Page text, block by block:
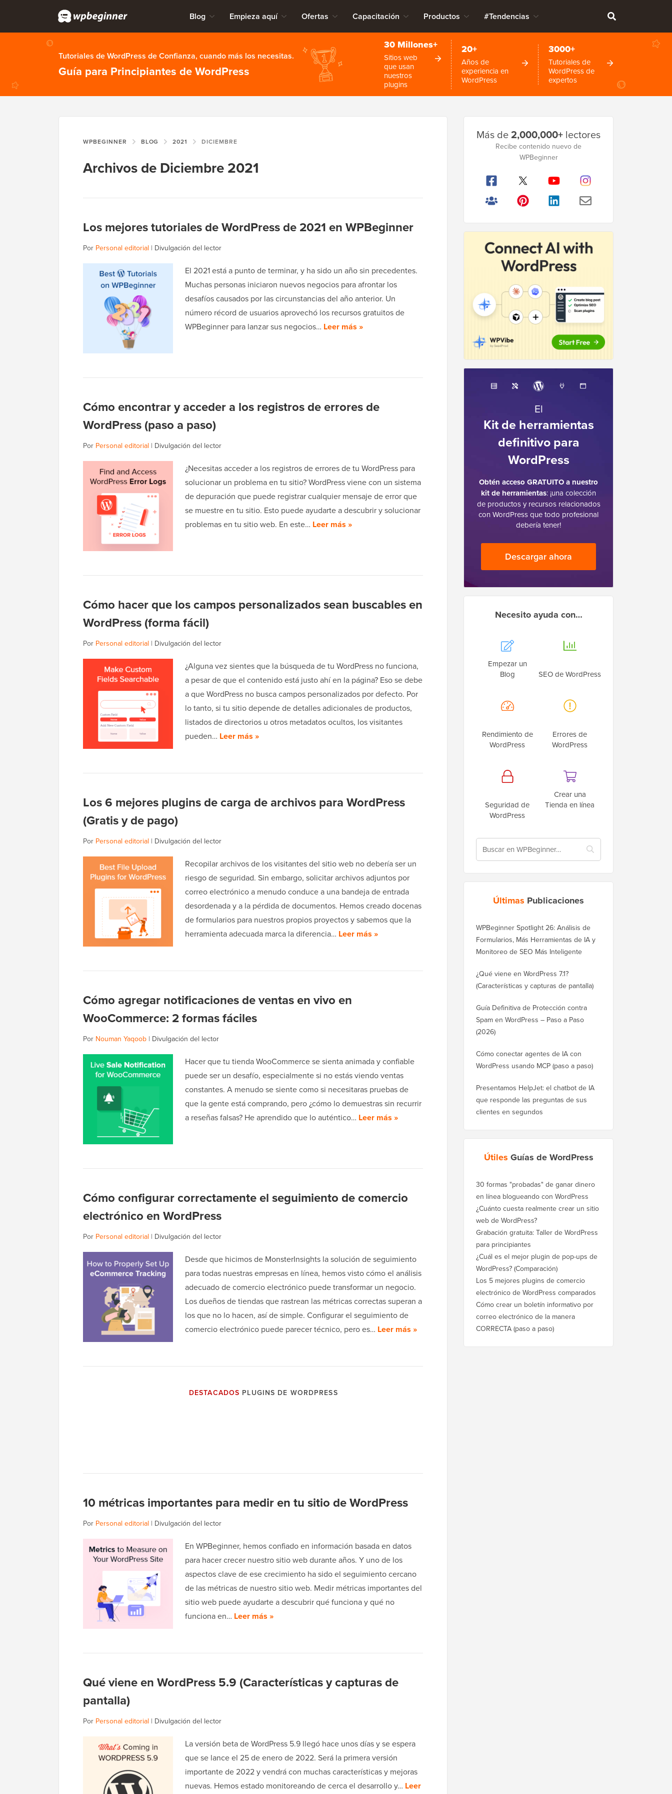
Blog Empieza aquí Ofertas Capacitación Productos #Tendencias
Tutoriales de WordPress de Confianza, cuando más los necesitas.
Guía para Principiantes de WordPress
30 Millones+
Sitios web
que usan
nuestros
plugins
20+
Años de
experiencia en
WordPress
3000+
Tutoriales de
WordPress de
expertos
WPBEGINNER BLOG 2021 DICIEMBRE
Archivos de Diciembre 2021
Los mejores tutoriales de WordPress de 2021 en WPBeginner
Por Personal editorial | Divulgación del lector
El 2021 está a punto de terminar, y ha sido un año sin precedentes.
Muchas personas iniciaron nuevos negocios para afrontar los
desafíos causados por las circunstancias del año anterior. Un
número récord de usuarios aprovechó los recursos gratuitos de
WPBeginner para lanzar sus negocios… Leer más »
Cómo encontrar y acceder a los registros de errores de
WordPress (paso a paso)
Por Personal editorial | Divulgación del lector
¿Necesitas acceder a los registros de errores de tu WordPress para
solucionar un problema en tu sitio? WordPress viene con un sistema
de depuración que puede registrar cualquier mensaje de error que
se muestre en tu sitio. Esto puede ayudarte a descubrir y solucionar
problemas en tu sitio web. En este… Leer más »
Cómo hacer que los campos personalizados sean buscables en
WordPress (forma fácil)
Por Personal editorial | Divulgación del lector
¿Alguna vez sientes que la búsqueda de tu WordPress no funciona,
a pesar de que el contenido está justo ahí en la página? Eso se debe
a que WordPress no busca campos personalizados por defecto. Por
lo tanto, si tu sitio depende de detalles adicionales de productos,
listados de directorios u otros metadatos ocultos, los visitantes
pueden… Leer más »
Los 6 mejores plugins de carga de archivos para WordPress
(Gratis y de pago)
Por Personal editorial | Divulgación del lector
Recopilar archivos de los visitantes del sitio web no debería ser un
riesgo de seguridad. Sin embargo, solicitar archivos adjuntos por
correo electrónico a menudo conduce a una bandeja de entrada
desordenada y a la pérdida de documentos. Hemos creado docenas
de formularios para nuestros propios proyectos y sabemos que la
herramienta adecuada marca la diferencia… Leer más »
Cómo agregar notificaciones de ventas en vivo en
WooCommerce: 2 formas fáciles
Por Nouman Yaqoob | Divulgación del lector
Hacer que tu tienda WooCommerce se sienta animada y confiable
puede ser un desafío, especialmente si no estás viendo ventas
constantes. A menudo se siente como si necesitaras pruebas de
que la gente está comprando, pero ¿cómo lo demuestras sin recurrir
a reseñas falsas? He aprendido que lo auténtico… Leer más »
Cómo configurar correctamente el seguimiento de comercio
electrónico en WordPress
Por Personal editorial | Divulgación del lector
Desde que hicimos de MonsterInsights la solución de seguimiento
para todas nuestras empresas en línea, hemos visto cómo el análisis
adecuado de comercio electrónico puede transformar un negocio.
Los dueños de tiendas que rastrean las métricas correctas superan a
los que no lo hacen, así de simple. Configurar el seguimiento de
comercio electrónico puede parecer técnico, pero es… Leer más »
DESTACADOS PLUGINS DE WORDPRESS
10 métricas importantes para medir en tu sitio de WordPress
Por Personal editorial | Divulgación del lector
En WPBeginner, hemos confiado en información basada en datos
para hacer crecer nuestro sitio web durante años. Y uno de los
aspectos clave de ese crecimiento ha sido el seguimiento cercano
de las métricas de nuestro sitio web. Medir métricas importantes del
sitio web puede ayudarte a descubrir qué funciona y qué no
funciona en… Leer más »
Qué viene en WordPress 5.9 (Características y capturas de
pantalla)
Por Personal editorial | Divulgación del lector
La versión beta de WordPress 5.9 llegó hace unos días y se espera
que se lance el 25 de enero de 2022. Será la primera versión
importante de 2022 y vendrá con muchas características y mejoras
nuevas. Hemos estado monitoreando de cerca el desarrollo y… Leer
lateral
Más de2,000,000+ lectores
Recibe contenido nuevo de
WPBeginner
El
Kit de herramientas
definitivo para
WordPress
Obtén acceso GRATUITO a nuestro
kit de herramientas: ¡una colección
de productos y recursos relacionados
con WordPress que todo profesional
debería tener!
Descargar ahora
Necesito ayuda con…
Empezar un
Blog
SEO de WordPress
Rendimiento de
WordPress
Errores de
WordPress
Seguridad de
WordPress
Crear una
Tienda en línea
Últimas Publicaciones
WPBeginner Spotlight 26: Análisis de
Formularios, Más Herramientas de IA y
Monitoreo de SEO Más Inteligente
¿Qué viene en WordPress 7.1?
(Características y capturas de pantalla)
Guía Definitiva de Protección contra
Spam en WordPress – Paso a Paso
(2026)
Cómo conectar agentes de IA con
WordPress usando MCP (paso a paso)
Presentamos HelpJet: el chatbot de IA
que responde las preguntas de sus
clientes en segundos
Útiles Guías de WordPress
30 formas "probadas" de ganar dinero
en línea blogueando con WordPress
¿Cuánto cuesta realmente crear un sitio
web de WordPress?
Grabación gratuita: Taller de WordPress
para principiantes
¿Cuál es el mejor plugin de pop-ups de
WordPress? (Comparación)
Los 5 mejores plugins de comercio
electrónico de WordPress comparados
Cómo crear un boletín informativo por
correo electrónico de la manera
CORRECTA (paso a paso)